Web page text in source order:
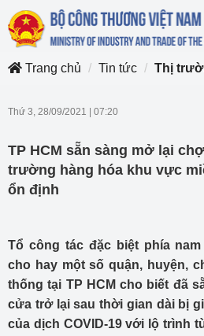
Trang chủ
Tin tức Thị
Thứ 3, 28/09/2021 07:20
TP HCM sẵn sàng mở lại
trường hàng hóa khu vực
ổn định
Tổ công tác đặc biệt phía
cho hay một số quận, huyện,
thống tại TP HCM cho biết đã
cửa trở lại sau thời gian dài bị
của dịch COVID-19 với lộ trình